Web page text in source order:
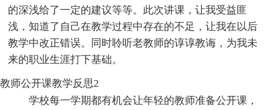
的深浅给了一定的建议等等。此次讲课，让我受益匪
浅，知道了自己在教学过程中存在的不足，让我在以后
教学中改正错误。同时聆听老教师的谆谆教诲，为我未
来的职业生涯打下基础。
教师公开课教学反思2
学校每一学期都有机会让年轻的教师准备公开课，